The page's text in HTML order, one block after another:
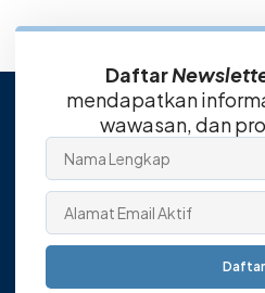
Daftar
mendapatkan
wawasan, dan
Daftar